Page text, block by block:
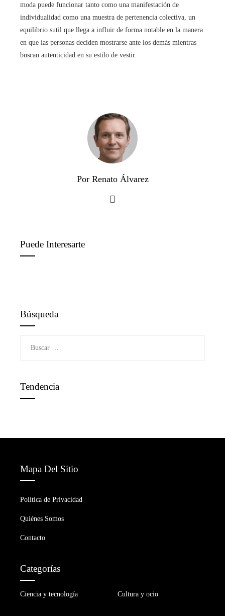
moda puede funcionar tanto como una manifestación de
individualidad como una muestra de pertenencia colectiva, un
equilibrio sutil que llega a influir de forma notable en la manera
en que las personas deciden mostrarse ante los demás mientras
buscan autenticidad en su estilo de vestir.
Por Renato Álvarez
Puede Interesarte
Búsqueda
Tendencia
Mapa Del Sitio
Política de Privacidad
Quiénes Somos
Contacto
Categorías
Ciencia y tecnología Cultura y ocio